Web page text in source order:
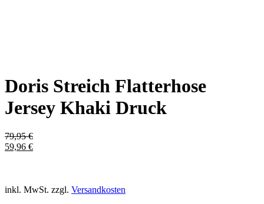
Doris Streich Flatterhose
Jersey Khaki Druck
79,95€
59,96 €
inkl. MwSt. zzgl. Versandkosten